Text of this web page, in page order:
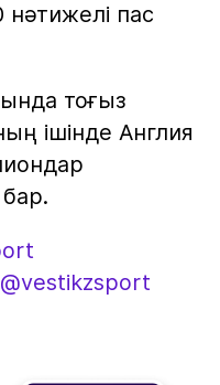
нәтижелі пас
тоғыз
ішінде Англия
@vestikzsport